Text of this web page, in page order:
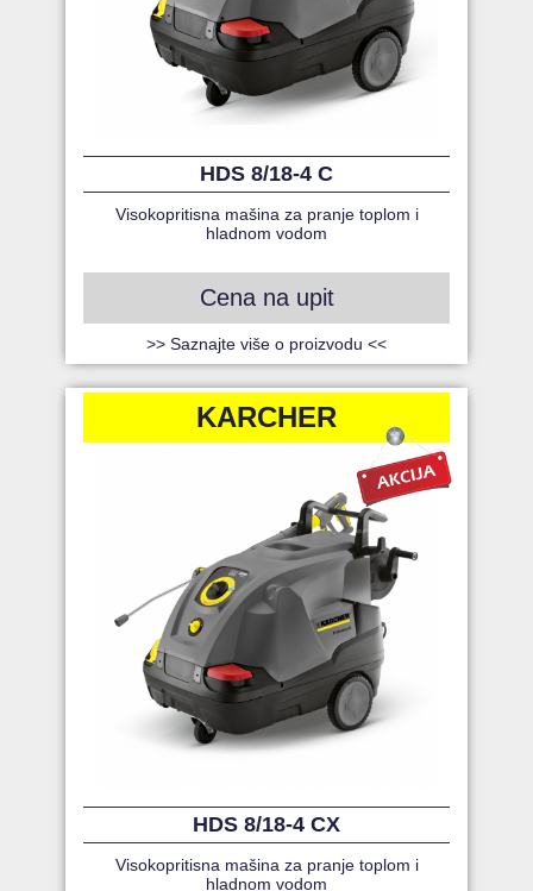
HDS 8/18-4 C
Visokopritisna mašina za pranje toplom i
hladnom vodom
Cena na upit
>> Saznajte više o proizvodu <<
KARCHER
HDS 8/18-4 CX
Visokopritisna mašina za pranje toplom i
hladnom vodom